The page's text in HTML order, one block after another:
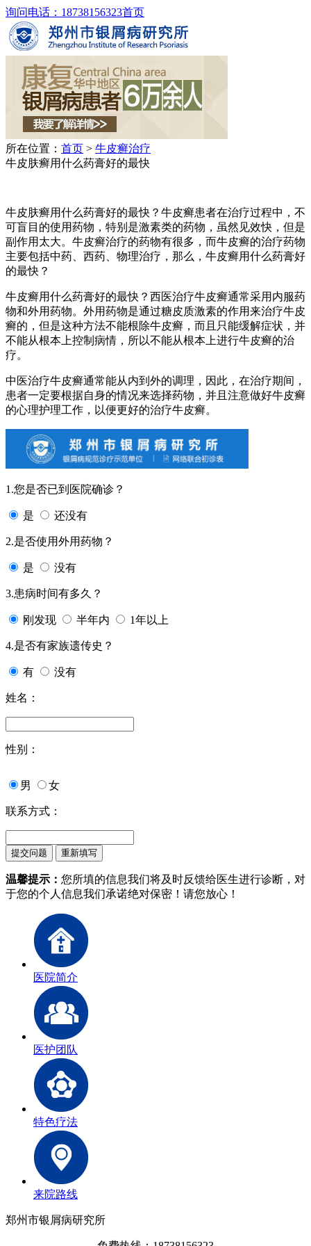
首页
询问电话：18738156323
所在位置： 首页 > 牛皮癣治疗
牛皮肤癣用什么药膏好的最快
牛皮肤癣用什么药膏好的最快？牛皮癣患者在治疗过程中，不
可盲目的使用药物，特别是激素类的药物，虽然见效快，但是
副作用太大。牛皮癣治疗的药物有很多，而牛皮癣的治疗药物
主要包括中药、西药、物理治疗，那么，牛皮癣用什么药膏好
的最快？
牛皮癣用什么药膏好的最快？西医治疗牛皮癣通常采用内服药
物和外用药物。外用药物是通过糖皮质激素的作用来治疗牛皮
癣的，但是这种方法不能根除牛皮癣，而且只能缓解症状，并
不能从根本上控制病情，所以不能从根本上进行牛皮癣的治
疗。
中医治疗牛皮癣通常能从内到外的调理，因此，在治疗期间，
患者一定要根据自身的情况来选择药物，并且注意做好牛皮癣
的心理护理工作，以便更好的治疗牛皮癣。
1.您是否已到医院确诊？
是 还没有
2.是否使用外用药物？
是 没有
3.患病时间有多久？
刚发现 半年内 1年以上
4.是否有家族遗传史？
有 没有
姓名：
性别：
男 女
联系方式：
温馨提示： 您所填的信息我们将及时反馈给医生进行诊断，对
于您的个人信息我们承诺绝对保密！请您放心！
医院简介
医护团队
特色疗法
来院路线
郑州市银屑病研究所